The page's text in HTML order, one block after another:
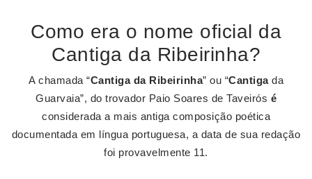
Como era o nome oficial da
Cantiga da Ribeirinha?
A chamada “Cantiga da Ribeirinha” ou “Cantigada
Guarvaia”, do trovador Paio Soares de Taveirós é
considerada a mais antiga composição poética
documentada em língua portuguesa, a data de sua redação
foi provavelmente 11.